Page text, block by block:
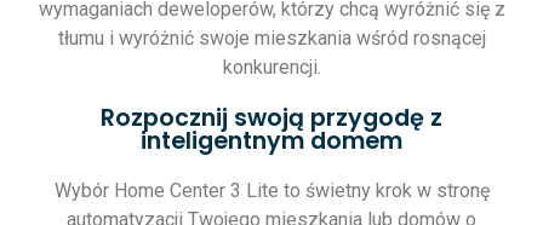
wymaganiach deweloperów, którzy chcą wyróżnić się z
tłumu i wyróżnić swoje mieszkania wśród rosnącej
konkurencji.
Rozpocznij swoją przygodę z
inteligentnym domem
Wybór Home Center 3 Lite to świetny krok w stronę
automatyzacji Twojego mieszkania lub domów o